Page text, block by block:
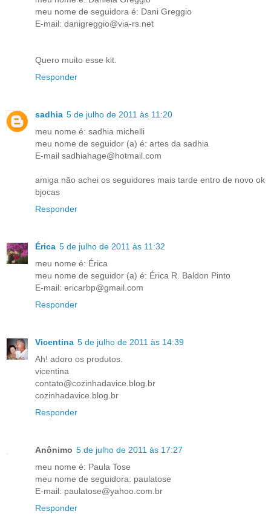
meu nome de seguidora é: Dani Greggio
E-mail: danigreggio@via-rs.net
Quero muito esse kit.
Responder
sadhia 5 de julho de 2011 às 11:20
meu nome é: sadhia michelli
meu nome de seguidor (a) é: artes da sadhia
E-mail sadhiahage@hotmail.com
amiga não achei os seguidores mais tarde entro de novo ok
bjocas
Responder
Érica 5 de julho de 2011 às 11:32
meu nome é: Érica
meu nome de seguidor (a) é: Érica R. Baldon Pinto
E-mail: ericarbp@gmail.com
Responder
Vicentina 5 de julho de 2011 às 14:39
Ah! adoro os produtos.
vicentina
contato@cozinhadavice.blog.br
cozinhadavice.blog.br
Responder
Anônimo 5 de julho de 2011 às 17:27
meu nome é: Paula Tose
meu nome de seguidora: paulatose
E-mail: paulatose@yahoo.com.br
Responder